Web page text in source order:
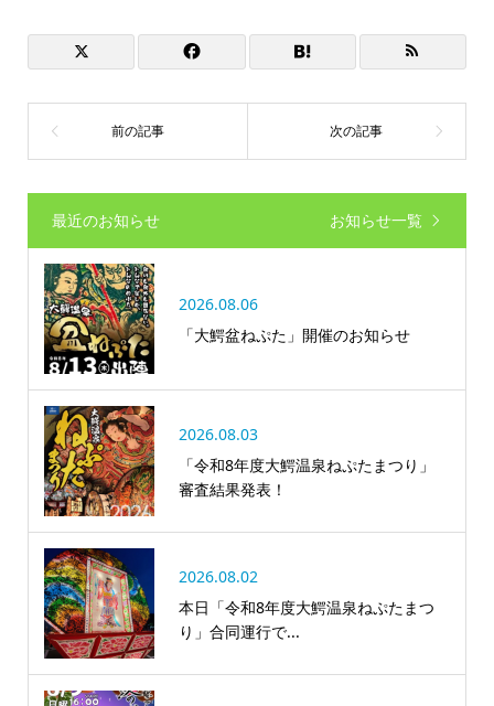
最近のお知らせ お知らせ一覧
2026.08.06
「大鰐盆ねぷた」開催のお知らせ
2026.08.03
「令和8年度大鰐温泉ねぷたまつり」
審査結果発表！
2026.08.02
本日「令和8年度大鰐温泉ねぷたまつ
り」合同運行で...